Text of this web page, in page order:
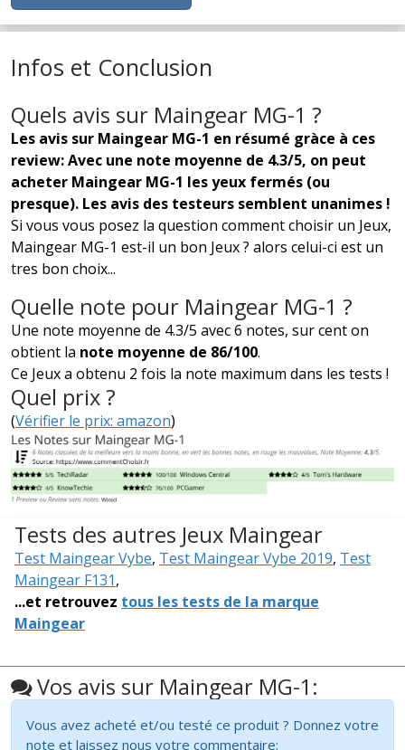
Infos et Conclusion
Quels avis sur Maingear MG-1 ?
Les avis sur Maingear MG-1 en résumé gràce à ces
review: Avec une note moyenne de 4.3/5, on peut
acheter Maingear MG-1 les yeux fermés (ou
presque). Les avis des testeurs semblent unanimes !
Si vous vous posez la question comment choisir un Jeux,
Maingear MG-1 est-il un bon Jeux ? alors celui-ci est un
tres bon choix...
Quelle note pour Maingear MG-1 ?
Une note moyenne de 4.3/5 avec 6 notes, sur cent on
obtient la note moyenne de 86/100.
Ce Jeux a obtenu 2 fois la note maximum dans les tests !
Quel prix ?
(Vérifier le prix: amazon)
Tests des autres Jeux Maingear
Test Maingear Vybe, Test Maingear Vybe 2019, Test
Maingear F131,
...et retrouvez tous les tests de la marque
Maingear
Vos avis sur Maingear MG-1:
Vous avez acheté et/ou testé ce produit ? Donnez votre
note et laissez nous votre commentaire: